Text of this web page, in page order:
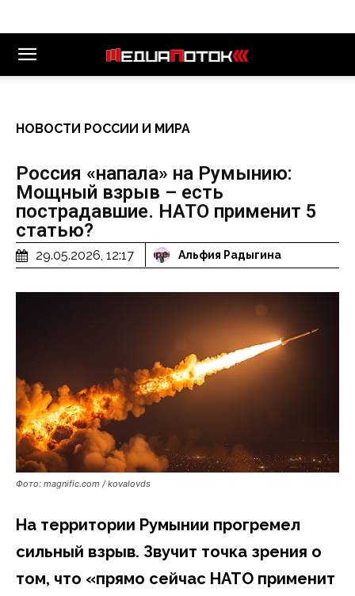
НОВОСТИ РОССИИ И МИРА
Россия «напала» на Румынию:
Мощный взрыв – есть
пострадавшие. НАТО применит 5
статью?
29.05.2026, 12:17 Альфия Радыгина
Фото: magnific.com / kovalovds
На территории Румынии прогремел
сильный взрыв. Звучит точка зрения о
том, что «прямо сейчас НАТО применит